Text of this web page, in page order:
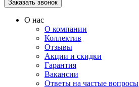
О нас
О компании
Коллектив
Отзывы
Акции и скидки
Гарантия
Вакансии
Ответы на частые вопросы